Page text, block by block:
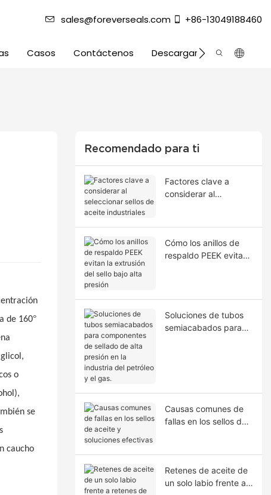
sales@foreverseals.com +86-13049188460
Casos Contáctenos Descargar
de 160°
o
se
caucho
Recomendado para ti
Factores clave a
considerar al
Cómo los anillos de
respaldo PEEK evitan
Soluciones de tubos
semiacabados para
Causas comunes de
fallas en los sellos de
Retenes de aceite de
un solo labio frente a